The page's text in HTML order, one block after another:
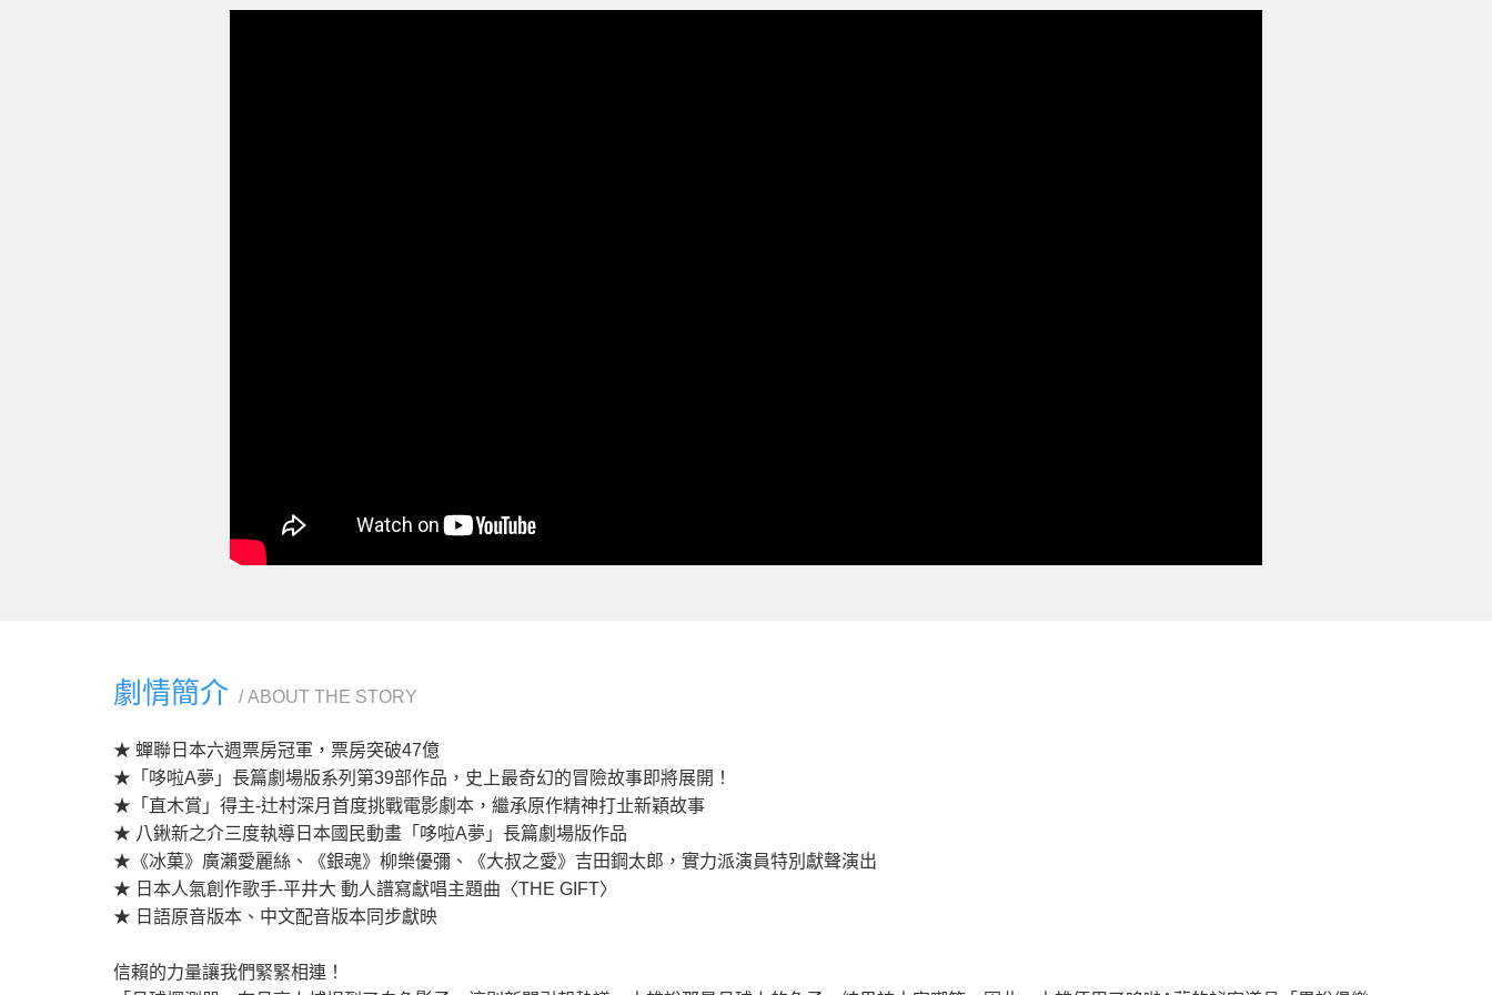
劇情簡介 ABOUT THE STORY
★ 蟬聯日本六週票房冠軍，票房突破47億
★「哆啦A夢」長篇劇場版系列第39部作品，史上最奇幻的冒險故事即將展開！
★「直木賞」得主-辻村深月首度挑戰電影劇本，繼承原作精神打㐀新穎故事
★ 八鍬新之介三度執導日本國民動畫「哆啦A夢」長篇劇場版作品
★《冰菓》廣瀨愛麗絲、《銀魂》柳樂優彌、《大叔之愛》吉田鋼太郎，實力派演員特別獻聲演出
★ 日本人氣創作歌手-平井大 動人譜寫獻唱主題曲〈THE GIFT〉
★ 日語原音版本、中文配音版本同步獻映
信賴的力量讓我們緊緊相連！